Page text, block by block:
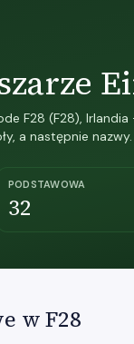
F28 (F28),
a następnie nazwy.
PODSTAWOWA
32
w F28